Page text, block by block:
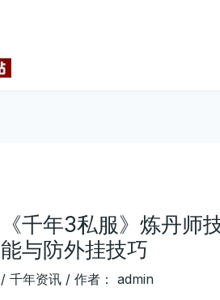
《千年3私服》炼丹师
能与防外挂技巧
/ 千年资讯/ 作者： admin